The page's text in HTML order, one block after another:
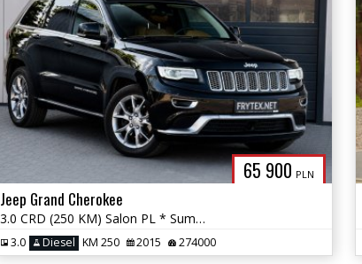
65 900 PLN
Jeep Grand Cherokee
3.0 CRD (250 KM) Salon PL * Summit * 4x4 * Panorama * El. Klapa * LED
3.0 Diesel KM 250 2015 274000